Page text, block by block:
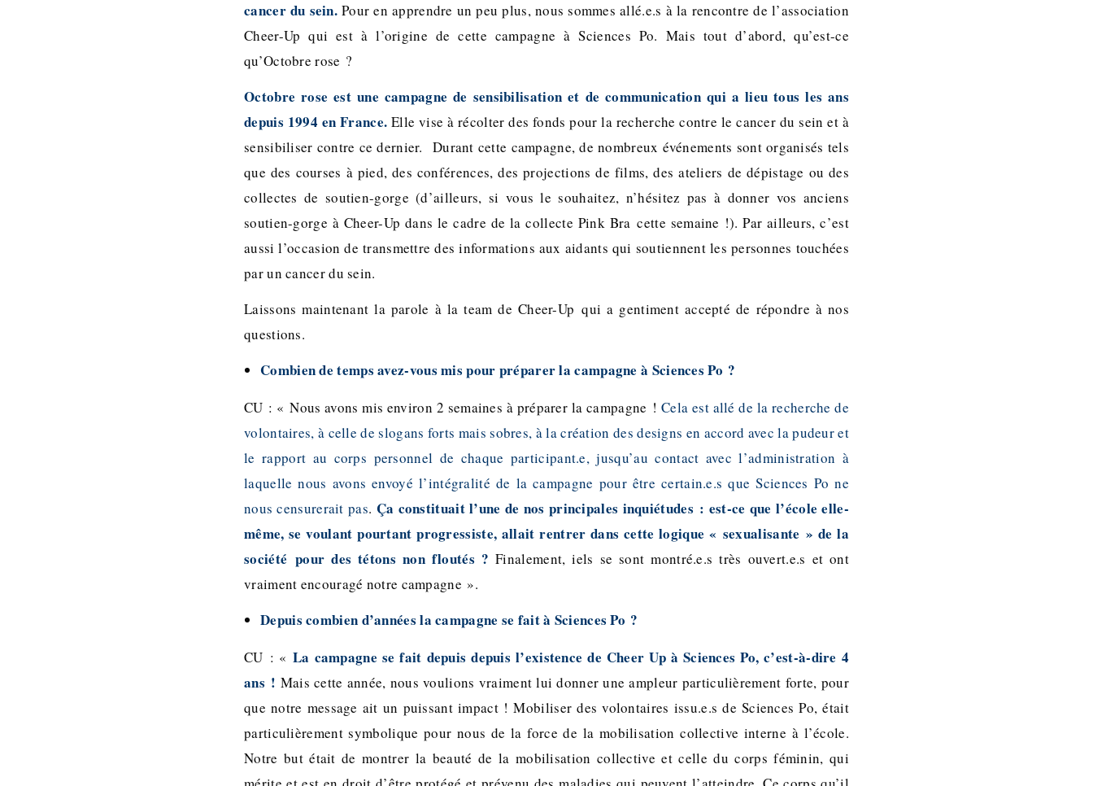
cancer du sein. Pour en apprendre un peu plus, nous sommes allé.e.s à la rencontre de l’association
Cheer-Up qui est à l’origine de cette campagne à Sciences Po. Mais tout d’abord, qu’est-ce
qu’Octobre rose ?
Octobre rose est une campagne de sensibilisation et de communication qui a lieu tous les ans
depuis 1994 en France. Elle vise à récolter des fonds pour la recherche contre le cancer du sein et à
sensibiliser contre ce dernier. Durant cette campagne, de nombreux événements sont organisés tels
que des courses à pied, des conférences, des projections de films, des ateliers de dépistage ou des
collectes de soutien-gorge (d’ailleurs, si vous le souhaitez, n’hésitez pas à donner vos anciens
soutien-gorge à Cheer-Up dans le cadre de la collecte Pink Bra cette semaine !). Par ailleurs, c’est
aussi l’occasion de transmettre des informations aux aidants qui soutiennent les personnes touchées
par un cancer du sein.
Laissons maintenant la parole à la team de Cheer-Up qui a gentiment accepté de répondre à nos
questions.
Combien de temps avez-vous mis pour préparer la campagne à Sciences Po ?
CU : « Nous avons mis environ 2 semaines à préparer la campagne !Cela est allé de la recherche de
volontaires, à celle de slogans forts mais sobres, à la création des designs en accord avec la pudeur et
le rapport au corps personnel de chaque participant.e, jusqu’au contact avec l’administration à
laquelle nous avons envoyé l’intégralité de la campagne pour être certain.e.s que Sciences Po ne
nous censurerait pas. Ça constituait l’une de nos principales inquiétudes : est-ce que l’école elle-
même, se voulant pourtant progressiste, allait rentrer dans cette logique « sexualisante » de la
société pour des tétons non floutés ? Finalement, iels se sont montré.e.s très ouvert.e.s et ont
vraiment encouragé notre campagne ».
Depuis combien d’années la campagne se fait à Sciences Po ?
CU : «La campagne se fait depuis depuis l’existence de Cheer Up à Sciences Po, c’est-à-dire 4
ans ! Mais cette année, nous voulions vraiment lui donner une ampleur particulièrement forte, pour
que notre message ait un puissant impact ! Mobiliser des volontaires issu.e.s de Sciences Po, était
particulièrement symbolique pour nous de la force de la mobilisation collective interne à l’école.
Notre but était de montrer la beauté de la mobilisation collective et celle du corps féminin, qui